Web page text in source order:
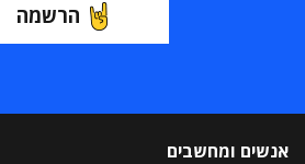
הרשמה
אנשים ומחשבים